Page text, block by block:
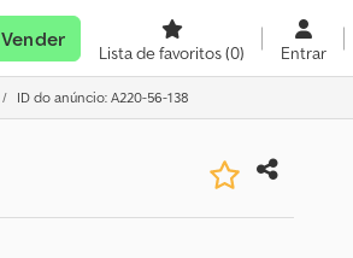
Vender
Lista de favoritos(0) Entrar
ID do anúncio: A220-56-138